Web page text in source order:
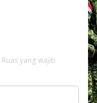
Ruas yang wajib